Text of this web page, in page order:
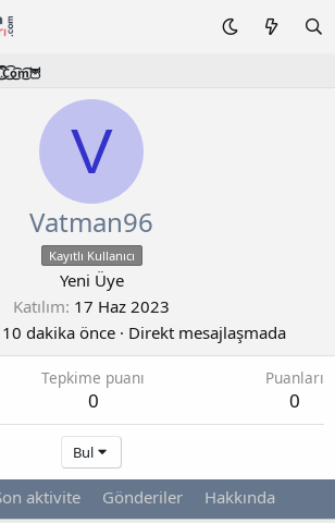
V
Vatman96
Kayıtlı Kullanıcı
Yeni Üye
Katılım 17 Haz 2023
10 dakika önce · Direkt mesajlaşmada
Tepkime puanı
0
Puanları
0
Bul
aktivite Gönderiler Hakkında